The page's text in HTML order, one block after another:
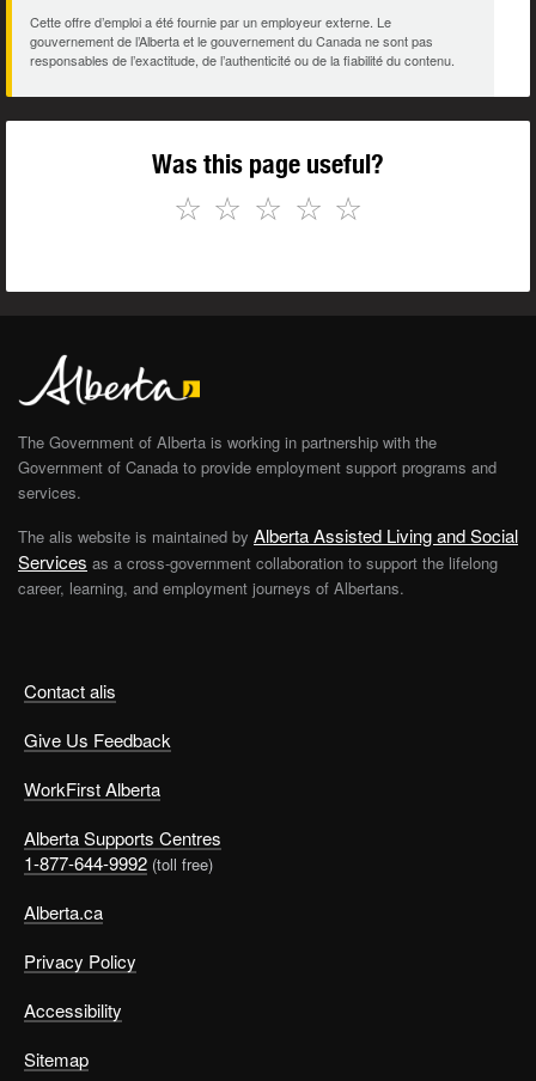
Cette offre d’emploi a été fournie par un employeur externe. Le
gouvernement de l’Alberta et le gouvernement du Canada ne sont pas
responsables de l’exactitude, de l’authenticité ou de la fiabilité du contenu.
Was this page useful?
☆
☆
☆
☆
☆
Contact alis
Give Us Feedback
WorkFirst Alberta
Alberta Supports Centres
1-877-644-9992 (toll free)
Alberta.ca
Privacy Policy
Accessibility
Sitemap
The Government of Alberta is working in partnership with the
Government of Canada to provide employment support programs and
services.
The alis website is maintained by Alberta Assisted Living and Social
Services as a cross-government collaboration to support the lifelong
career, learning, and employment journeys of Albertans.